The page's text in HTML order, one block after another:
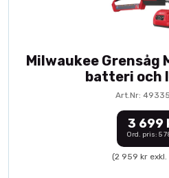
Milwaukee Grensåg
batteri och
Art.Nr:
3 699
Ord. pris: 5
(2 959 kr exkl.